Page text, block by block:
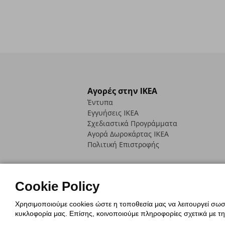
Αγορές στην IKEA
Έντυπα
Εγγυήσεις IKEA
Σχεδιαστικά Προγράμματα
Αγορά Δωρoκάρτας IKEA
Πολιτική Επιστροφής
Πολιτική CookiesΔήλωση
Cookie Policy
Χρησιμοποιούμε cookies ώστε η τοποθεσία μας να λειτουργεί
κυκλοφορία μας. Επίσης, κοινοποιούμε πληροφορίες σχετικά